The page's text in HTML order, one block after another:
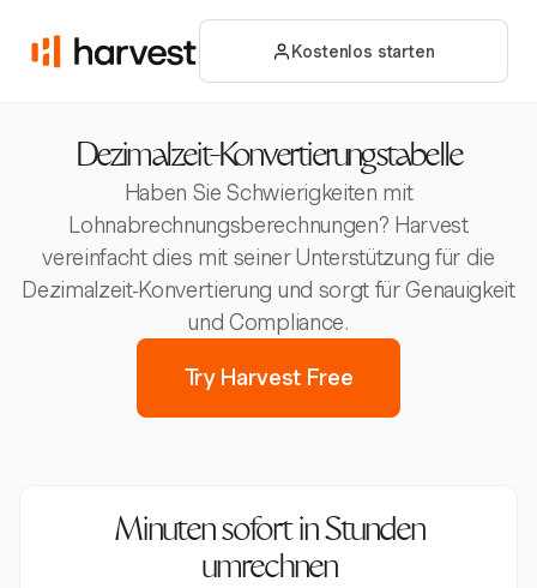
Kostenlos starten
Dezimalzeit-Konvertierungstabelle
Haben Sie Schwierigkeiten mit
Lohnabrechnungsberechnungen? Harvest
vereinfacht dies mit seiner Unterstützung für die
Dezimalzeit-Konvertierung und sorgt für Genauigkeit
und Compliance.
Try Harvest Free
Minuten sofort in Stunden
umrechnen